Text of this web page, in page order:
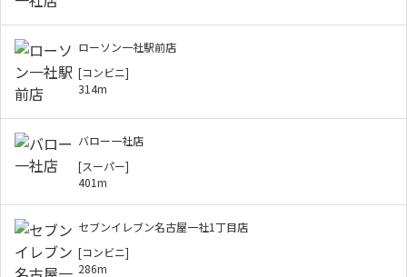
ローソン一社駅前店
[コンビニ]
314m
バロー一社店
[スーパー]
401m
セブンイレブン名古屋一社1丁目店
[コンビニ]
286m